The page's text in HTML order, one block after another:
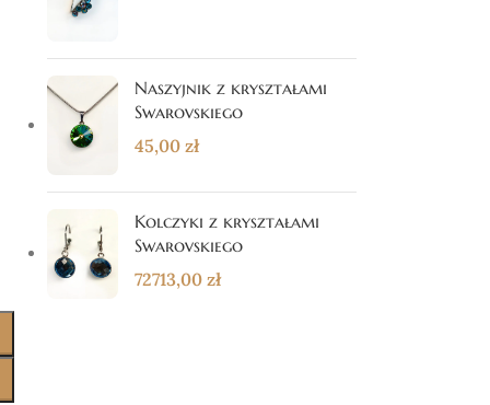
Naszyjnik z kryształami
Swarovskiego
45,00 zł
Kolczyki z kryształami
Swarovskiego
72713,00 zł